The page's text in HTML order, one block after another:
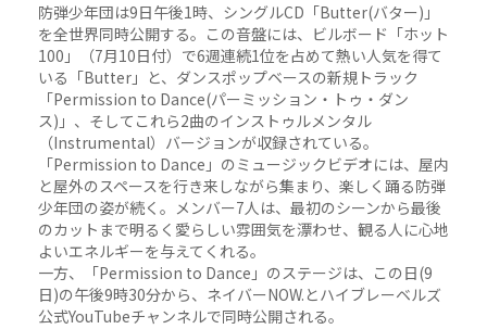
防弾少年団は9日午後1時、シングルCD「Butter(バター)」
を全世界同時公開する。この音盤には、ビルボード「ホット
100」（7月10日付）で6週連続1位を占めて熱い人気を得て
いる「Butter」と、ダンスポップベースの新規トラック
「Permission to Dance(パーミッション・トゥ・ダン
ス)」、そしてこれら2曲のインストゥルメンタル
（Instrumental）バージョンが収録されている。
「Permission to Dance」のミュージックビデオには、屋内
と屋外のスペースを行き来しながら集まり、楽しく踊る防弾
少年団の姿が続く。メンバー7人は、最初のシーンから最後
のカットまで明るく愛らしい雰囲気を漂わせ、観る人に心地
よいエネルギーを与えてくれる。
一方、「Permission to Dance」のステージは、この日(9
日)の午後9時30分から、ネイバーNOW.とハイブレーベルズ
公式YouTubeチャンネルで同時公開される。